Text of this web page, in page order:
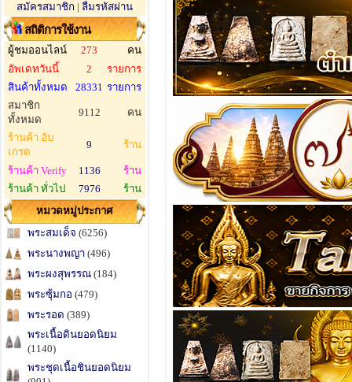
สมัครสมาชิก | ลืมรหัสผ่าน
สถิติการใช้งาน
ผู้ชมออนไลน์ 273
คน
อัพเดทวันนี้
2
รายการ
สินค้าทั้งหมด
28331 รายการ
สมาชิก
ทั้งหมด
9112 คน
ร้านค้า อับ
เกรด
9 ร้าน
ร้านค้า Verify 1136
ร้าน
ร้านค้า ทั่วไป
7976
ร้าน
หมวดหมู่ประกาศ
พระสมเด็จ (6256)
พระนางพญา (496)
พระผงสุพรรณ (184)
พระซุ้มกอ (479)
พระรอด (389)
พระเนื้อดินยอดนิยม
(1140)
พระชุดเนื้อชินยอดนิยม